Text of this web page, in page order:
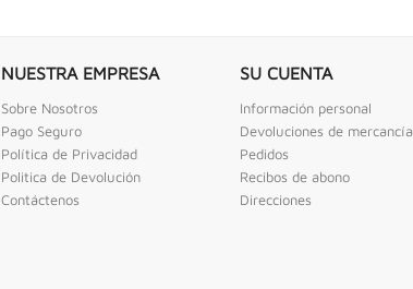
NUESTRA EMPRESA
Sobre Nosotros
Pago Seguro
Política de Privacidad
Politica de Devolución
Contáctenos
SU CUENTA
Información personal
Devoluciones de mercancía
Pedidos
Recibos de abono
Direcciones